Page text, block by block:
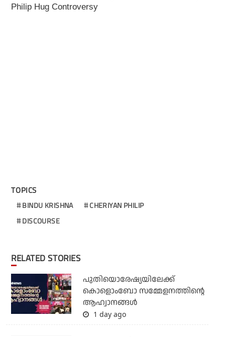
Philip Hug Controversy
TOPICS
BINDU KRISHNA
CHERIYAN PHILIP
DISCOURSE
RELATED STORIES
പുതിയൊരേഷ്യയിലേക്ക്
കൊളൊംബോ സമ്മേളനത്തിന്റെ
ആഹ്വാനങ്ങള്‍
1 day ago